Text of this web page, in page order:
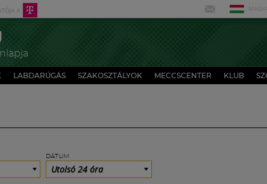
LABDARÚGÁS SZAKOSZTÁLYOK MECCSCENTER KLUB
DÁTUM
Utolsó 24 óra